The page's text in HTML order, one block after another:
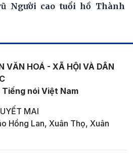
Người cao tuổi hồ Thành
VĂN HOÁ - XÃ HỘI VÀ DÂN
nói Việt Nam
MAI
Hồng Lan, Xuân Thọ, Xuân